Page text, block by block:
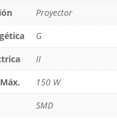
Proyector
G
II
150 W
SMD